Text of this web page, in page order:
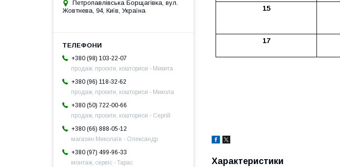
15
17
Характеристики
Петропавлівська Борщагівка, вул.
Жовтнева, 94, Київ, Україна
+380 (98) 103-22-07
продаж, проєкти, кошториси - Микита
+380 (96) 118-32-62
продаж, проєкти, кошториси - Микола
+380 (50) 722-00-66
продаж, проєкти, кошториси - Сергій
+380 (66) 888-05-12
магазин Миколаїв - Олександр
+380 (97) 499-96-33
монтаж, сервіс - Тарас